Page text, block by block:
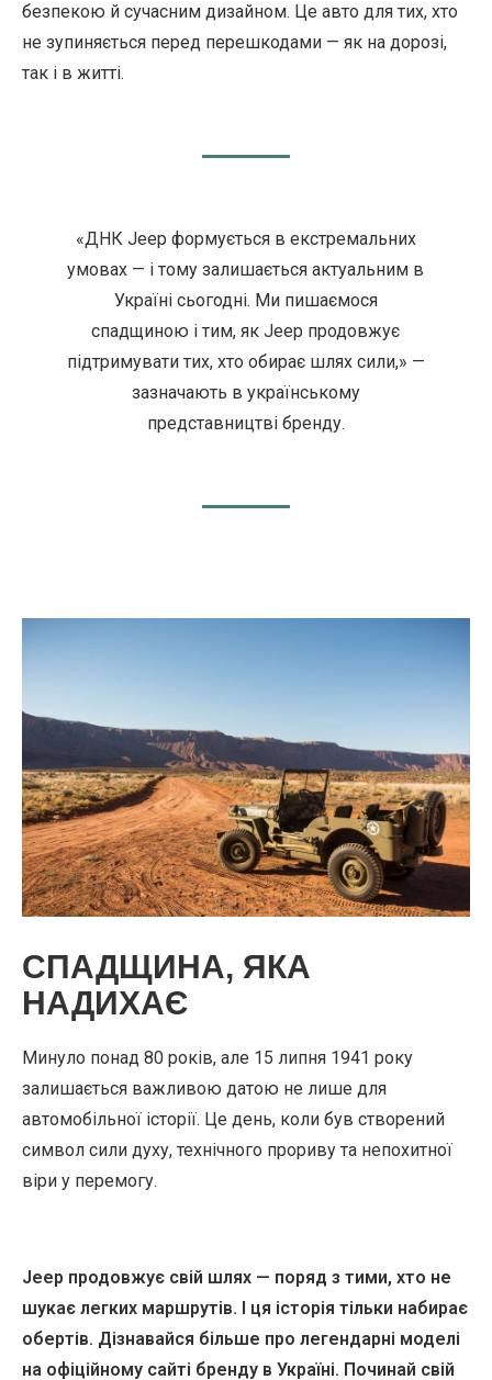
безпекою й сучасним дизайном. Це авто для тих, хто
не зупиняється перед перешкодами — як на дорозі,
так і в житті.
«ДНК Jeep формується в екстремальних
умовах — і тому залишається актуальним в
Україні сьогодні. Ми пишаємося
спадщиною і тим, як Jeep продовжує
підтримувати тих, хто обирає шлях сили,» —
зазначають в українському
представництві бренду.
СПАДЩИНА, ЯКА
НАДИХАЄ
Минуло понад 80 років, але 15 липня 1941 року
залишається важливою датою не лише для
автомобільної історії. Це день, коли був створений
символ сили духу, технічного прориву та непохитної
віри у перемогу.
Jeep продовжує свій шлях — поряд з тими, хто не
шукає легких маршрутів. І ця історія тільки набирає
обертів. Дізнавайся більше про легендарні моделі
на офіційному сайті бренду в Україні. Починай свій